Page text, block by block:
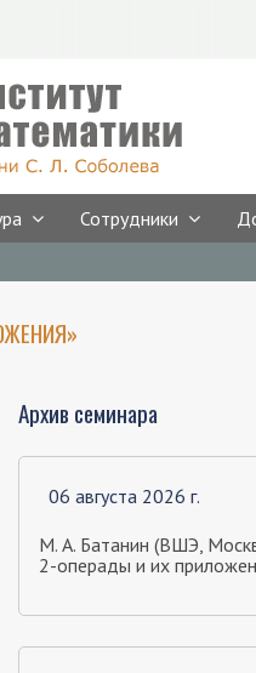
Сотрудники
Архив семинара
06 августа 2026 г.
М. А. Батанин (ВШЭ,
2-операды и их